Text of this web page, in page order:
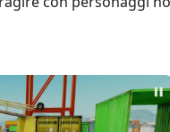
di emote. Una
degli
a 60FPS, Rysen